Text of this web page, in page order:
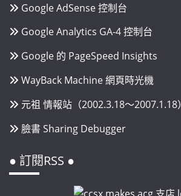
Google AdSense 控制台
Google Analytics GA-4 控制台
Google 的 PageSpeed Insights
WayBack Machine 網頁時光機
元祖 情報站（2002.3.18～2007.1.18）
臉書 Sharing Debugger
● 訂閱RSS ●